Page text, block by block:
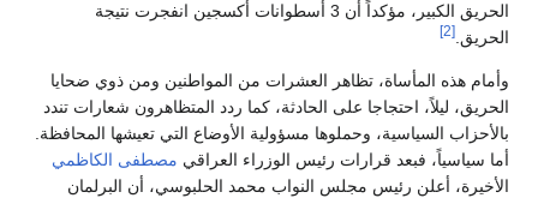
الحريق الكبير، مؤكداً أن 3 أسطوانات أكسجين انفجرت نتيجة
الحريق.[2]
وأمام هذه المأساة، تظاهر العشرات من المواطنين ومن ذوي ضحايا
الحريق، ليلاً، احتجاجا على الحادثة، كما ردد المتظاهرون شعارات تندد
بالأحزاب السياسية، وحملوها مسؤولية الأوضاع التي تعيشها المحافظة.
أما سياسياً، فبعد قرارات رئيس الوزراء العراقي مصطفى الكاظمي
الأخيرة، أعلن رئيس مجلس النواب محمد الحلبوسي، أن البرلمان